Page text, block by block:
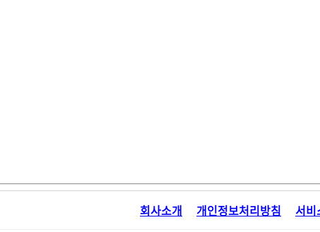
회사소개 개인정보처리방침 서